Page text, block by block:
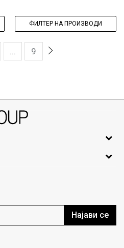
ФИЛТЕР НА ПРОИЗВОДИ
... 9
Најави се